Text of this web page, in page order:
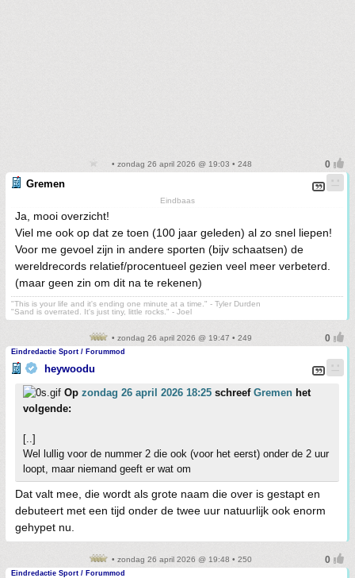
• zondag 26 april 2026 @ 19:03 • 248
Gremen
Eindbaas
Ja, mooi overzicht!
Viel me ook op dat ze toen (100 jaar geleden) al zo snel liepen!
Voor me gevoel zijn in andere sporten (bijv schaatsen) de
wereldrecords relatief/procentueel gezien veel meer verbeterd.
(maar geen zin om dit na te rekenen)
"This is your life and it's ending one minute at a time." - Tyler Durden
"Sand is overrated. It's just tiny, little rocks." - Joel
• zondag 26 april 2026 @ 19:47 • 249
Eindredactie Sport / Forummod
heywoodu
Op zondag 26 april 2026 18:25 schreef Gremen het
volgende:
[..]
Wel lullig voor de nummer 2 die ook (voor het eerst) onder de 2 uur
loopt, maar niemand geeft er wat om
Dat valt mee, die wordt als grote naam die over is gestapt en
debuteert met een tijd onder de twee uur natuurlijk ook enorm
gehypet nu.
• zondag 26 april 2026 @ 19:48 • 250
Eindredactie Sport / Forummod